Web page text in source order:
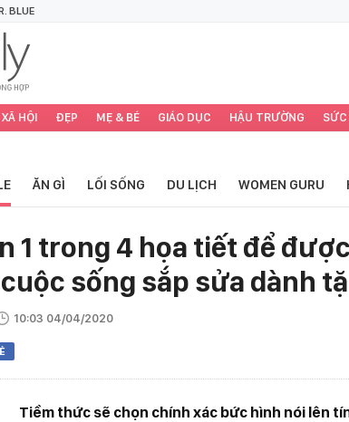
BLUE
XÃ HỘI ĐẸP MẸ & BÉ GIÁO DỤC HẬU TRƯỜNG SỨC
ĂN GÌ LỐI SỐNG DU LỊCH WOMEN GURU
1 trong 4 họa tiết để
sống sắp sửa dành
10:03 04/04/2020
Tiềm thức sẽ chọn chính xác bức hình nói lên